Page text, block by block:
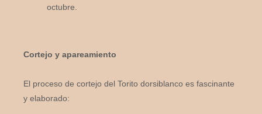
octubre.
Cortejo y apareamiento
El proceso de cortejo del Torito dorsiblanco es fascinante
y elaborado: